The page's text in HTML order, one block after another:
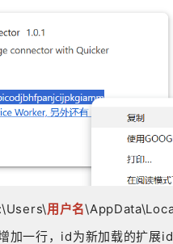
用户名
一行，id为新加载的扩展